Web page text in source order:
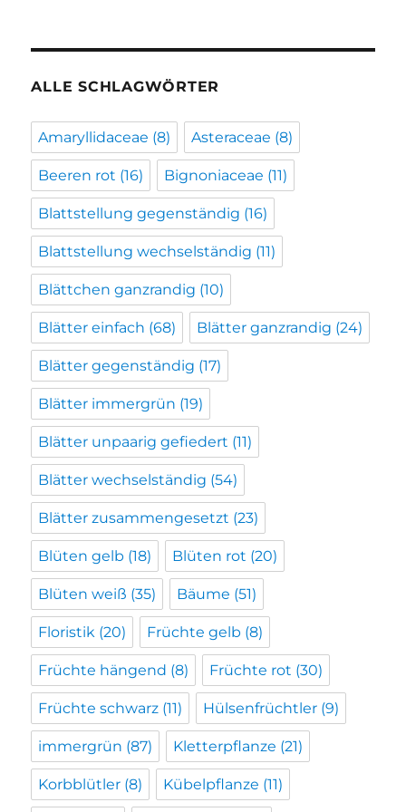
ALLE SCHLAGWÖRTER
Amaryllidaceae (8) Asteraceae (8)
Beeren rot (16) Bignoniaceae (11)
Blattstellung gegenständig (16)
Blattstellung wechselständig (11)
Blättchen ganzrandig (10)
Blätter einfach (68) Blätter ganzrandig (24)
Blätter gegenständig (17)
Blätter immergrün (19)
Blätter unpaarig gefiedert (11)
Blätter wechselständig (54)
Blätter zusammengesetzt (23)
Blüten gelb (18) Blüten rot (20)
Blüten weiß (35) Bäume (51)
Floristik (20) Früchte gelb (8)
Früchte hängend (8) Früchte rot (30)
Früchte schwarz (11) Hülsenfrüchtler (9)
immergrün (87) Kletterpflanze (21)
Korbblütler (8) Kübelpflanze (11)